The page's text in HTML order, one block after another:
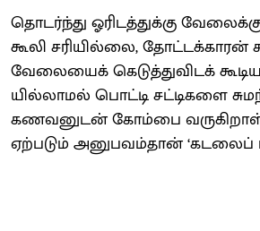
தொடர்ந்து ஓரிடத்​துக்கு
கூலி சரி​யில்​லை, தோட்​டக்​காரன்
வேலை​யைக் கெடுத்​து​விடக்
யில்​லாமல் பொட்டி சட்​டிகளை
கணவனுடன் கோம்பை
ஏற்​படும் அனுபவம்​தான் ‘கடலைப்